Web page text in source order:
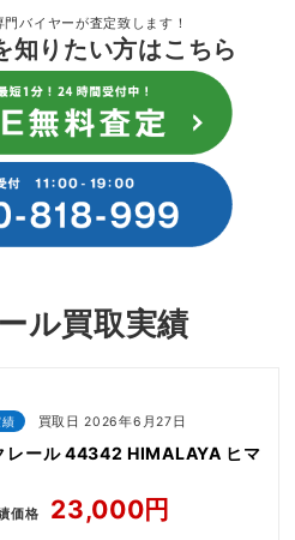
バイヤーが査定致します！
知りたい方はこちら
ル買取実績
績 買取日 2026年6月27日
レール 44342 HIMALAYA ヒマ
価格 23,000円